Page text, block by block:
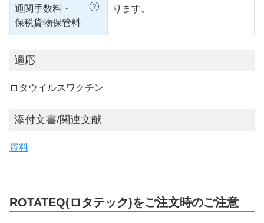
通関手数料・
保税貨物保管料
ります。
適応
ロタウイルスワクチン
添付文書/関連文献
資料
ROTATEQ(ロタテック)をご注文時のご注意